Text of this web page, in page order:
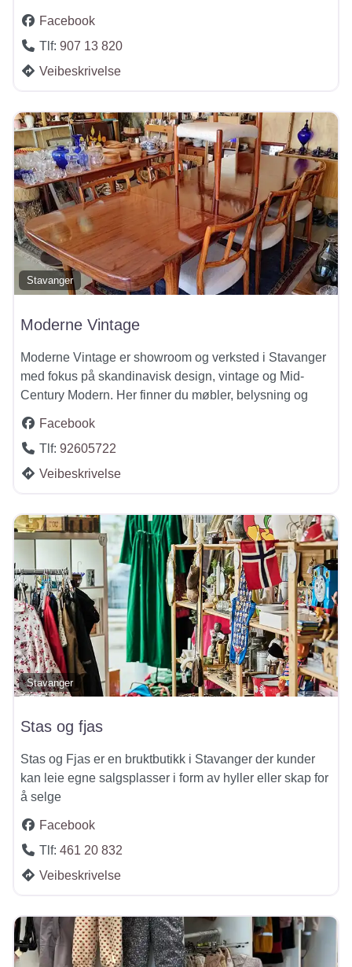
Facebook
Tlf: 907 13 820
Veibeskrivelse
Stavanger
Moderne Vintage
Moderne Vintage er showroom og verksted i Stavanger
med fokus på skandinavisk design, vintage og Mid-
Century Modern. Her finner du møbler, belysning og
Facebook
Tlf: 92605722
Veibeskrivelse
Stavanger
Stas og fjas
Stas og Fjas er en bruktbutikk i Stavanger der kunder
kan leie egne salgsplasser i form av hyller eller skap for
å selge
Facebook
Tlf: 461 20 832
Veibeskrivelse